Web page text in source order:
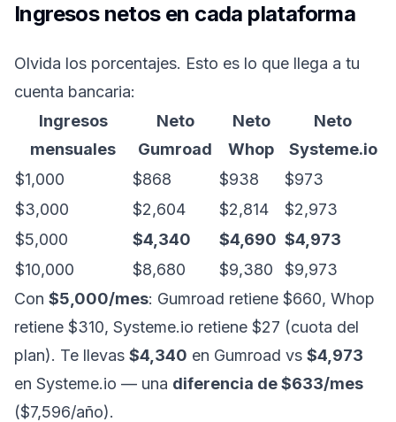
Ingresos netos en cada plataforma
Olvida los porcentajes. Esto es lo que llega a tu
cuenta bancaria:
Ingresos
mensuales
Neto
Gumroad
Neto
Whop
Neto
Systeme.io
$1,000
$868 $938
$973
$3,000
$2,604 $2,814
$2,973
$5,000
$4,340 $4,690 $4,973
$10,000
$8,680 $9,380
$9,973
Con $5,000/mes: Gumroad retiene $660, Whop
retiene $310, Systeme.io retiene $27 (cuota del
plan). Te llevas $4,340 en Gumroad vs $4,973
en Systeme.io — una diferencia de $633/mes
($7,596/año).